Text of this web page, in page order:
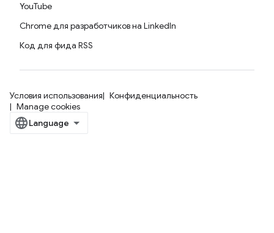
YouTube
Chrome для разработчиков на LinkedIn
Код для фида RSS
Условия использования
Конфиденциальность
Manage cookies